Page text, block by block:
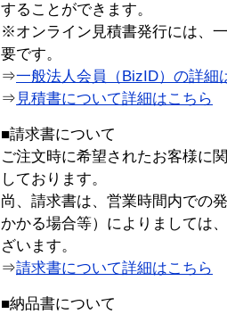
することができます。
※オンライン見積書発行には、
要です。
⇒一般法人会員（BizID）の詳細
⇒ 見積書について詳細はこちら
■請求書について
ご注文時に希望されたお客様に
しております。
尚、請求書は、営業時間内での
かかる場合等）によりましては
ざいます。
⇒請求書について詳細はこちら
■納品書について